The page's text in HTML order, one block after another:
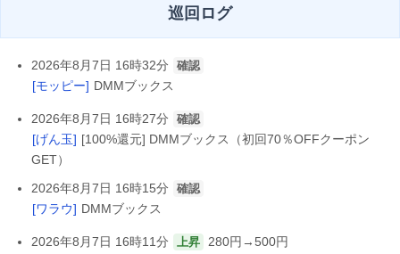
巡回ログ
2026年8月7日 16時32分 確認
[モッピー] DMMブックス
2026年8月7日 16時27分 確認
[げん玉] [100%還元] DMMブックス（初回70％OFFクーポン
GET）
2026年8月7日 16時15分
確認
[ワラウ] DMMブックス
2026年8月7日 16時11分 上昇 280円→500円